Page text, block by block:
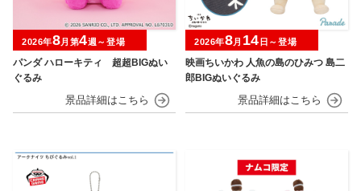
パンダ ハローキティ 超超BIGぬい
ぐるみ
2026年8月第4週～登場
映画ちいかわ 人魚の島のひみつ 島二
郎BIGぬいぐるみ
2026年8月 14 日～登場